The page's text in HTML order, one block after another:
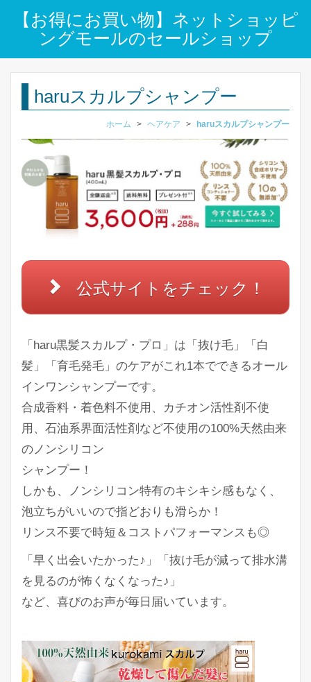
【お得にお買い物】ネットショッピ
ングモールのセールショップ
haruスカルプシャンプー
ホーム > ヘアケア > haruスカルプシャンプー
公式サイトをチェック！
「haru黒髪スカルプ・プロ」は「抜け毛」「白
髪」「育毛発毛」のケアがこれ1本でできるオール
インワンシャンプーです。
合成香料・着色料不使用、カチオン活性剤不使
用、石油系界面活性剤など不使用の100%天然由来
のノンシリコン
シャンプー！
しかも、ノンシリコン特有のキシキシ感もなく、
泡立ちがいいので指どおりも滑らか！
リンス不要で時短＆コストパフォーマンスも◎
「早く出会いたかった♪」「抜け毛が減って排水溝
を見るのが怖くなくなった♪」
など、喜びのお声が毎日届いています。